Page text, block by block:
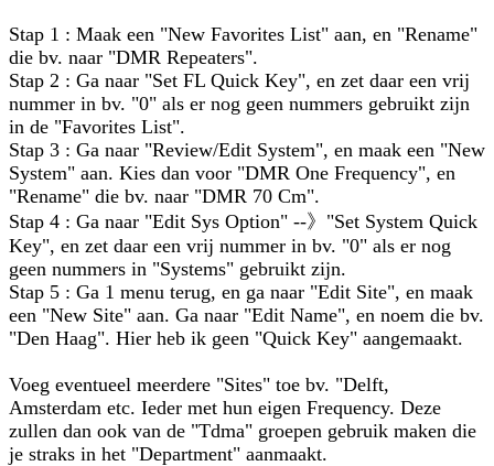
Stap 1 : Maak een "New Favorites List" aan, en "Rename"
die bv. naar "DMR Repeaters".
Stap 2 : Ga naar "Set FL Quick Key", en zet daar een vrij
nummer in bv. "0" als er nog geen nummers gebruikt zijn
in de "Favorites List".
Stap 3 : Ga naar "Review/Edit System", en maak een "New
System" aan. Kies dan voor "DMR One Frequency", en
"Rename" die bv. naar "DMR 70 Cm".
Stap 4 : Ga naar "Edit Sys Option" --》"Set System Quick
Key", en zet daar een vrij nummer in bv. "0" als er nog
geen nummers in "Systems" gebruikt zijn.
Stap 5 : Ga 1 menu terug, en ga naar "Edit Site", en maak
een "New Site" aan. Ga naar "Edit Name", en noem die bv.
"Den Haag". Hier heb ik geen "Quick Key" aangemaakt.
Voeg eventueel meerdere "Sites" toe bv. "Delft,
Amsterdam etc. Ieder met hun eigen Frequency. Deze
zullen dan ook van de "Tdma" groepen gebruik maken die
je straks in het "Department" aanmaakt.